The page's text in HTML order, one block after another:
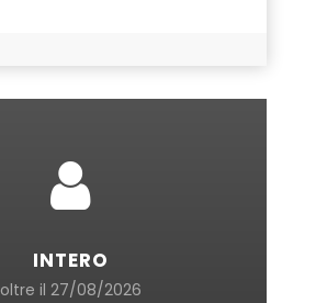
INTERO
oltre il 27/08/2026